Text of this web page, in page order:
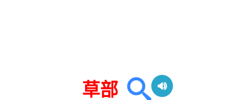
草部